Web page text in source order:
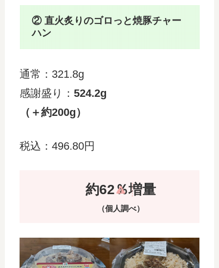
② 直火炙りのゴロっと焼豚チャー
ハン
通常：321.8g
感謝盛り： 524.2g
（＋約200g）
税込：496.80円
約62％増量
（個人調べ）